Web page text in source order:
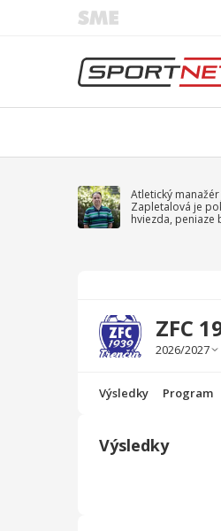
Atletický manažér
Zapletalová je
hviezda, peniaze
ZFC
Výsledky Program
Výsledky